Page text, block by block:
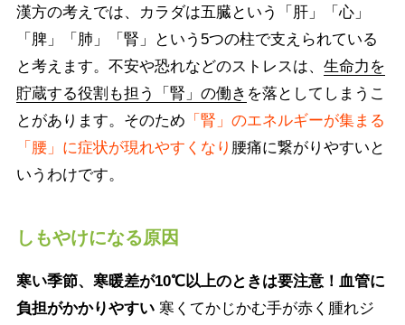
漢方の考えでは、カラダは五臓という「肝」「心」
「脾」「肺」「腎」という5つの柱で支えられている
と考えます。不安や恐れなどのストレスは、 生命力を
貯蔵する役割も担う「腎」の働き を落としてしまうこ
とがあります。そのため 「腎」のエネルギーが集まる
「腰」に症状が現れやすくなり 腰痛に繋がりやすいと
いうわけです。
しもやけになる原因
寒い季節、寒暖差が10℃以上のときは要注意！血管に
負担がかかりやすい寒くてかじかむ手が赤く腫れジ